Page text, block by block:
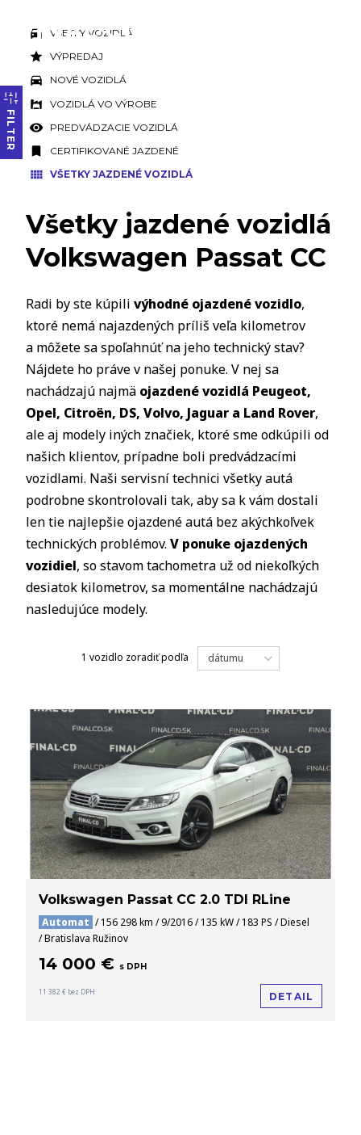
FILTER
VŠETKY VOZIDLÁ
VÝPREDAJ
NOVÉ VOZIDLÁ
VOZIDLÁ VO VÝROBE
PREDVÁDZACIE VOZIDLÁ
CERTIFIKOVANÉ JAZDENÉ
VŠETKY JAZDENÉ VOZIDLÁ
Všetky jazdené vozidlá
Volkswagen Passat CC
Radi by ste kúpili výhodné ojazdené vozidlo,
ktoré nemá najazdených príliš veľa kilometrov
a môžete sa spoľahnúť na jeho technický stav?
Nájdete ho práve v našej ponuke. V nej sa
nachádzajú najmä ojazdené vozidlá Peugeot,
Opel, Citroën, DS, Volvo, Jaguar a Land Rover,
ale aj modely iných značiek, ktoré sme odkúpili od
našich klientov, prípadne boli predvádzacími
vozidlami. Naši servisní technici všetky autá
podrobne skontrolovali tak, aby sa k vám dostali
len tie najlepšie ojazdené autá bez akýchkoľvek
technických problémov. V ponuke ojazdených
vozidiel, so stavom tachometra už od niekoľkých
desiatok kilometrov, sa momentálne nachádzajú
nasledujúce modely.
1 vozidlo zoradiť podľa dátumu
Volkswagen Passat CC 2.0 TDI RLine
Automat / 156 298 km / 9/2016 / 135 kW / 183 PS / Diesel
/ Bratislava Ružinov
14 000 € s DPH
11 382 € bez DPH DETAIL